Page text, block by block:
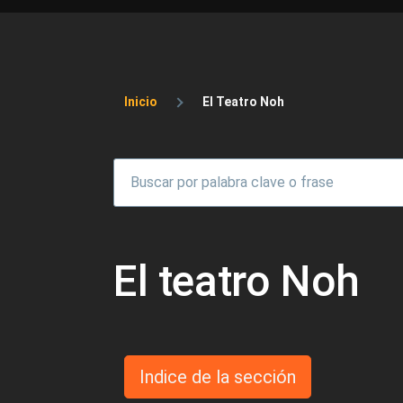
Sobrescribir enlaces
Inicio El Teatro Noh
El teatro Noh
Indice de la sección